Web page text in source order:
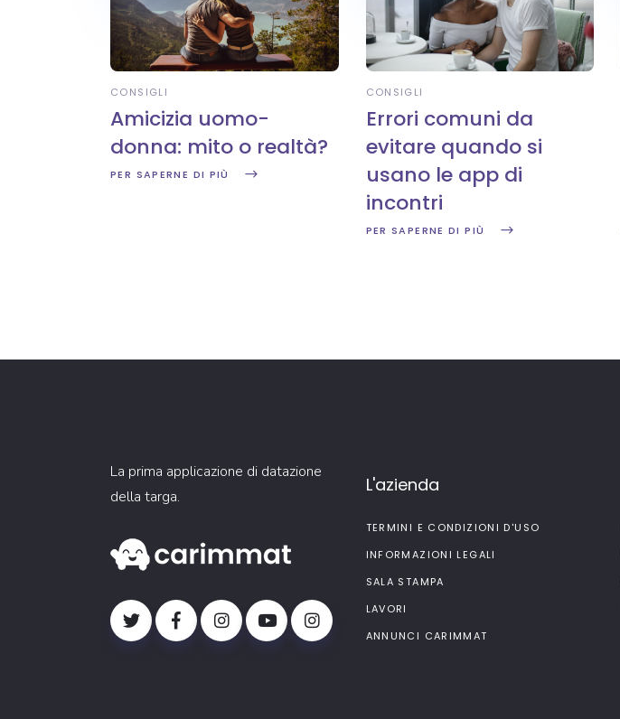
CONSIGLI
Amicizia uomo-
donna: mito o realtà?
PER SAPERNE DI PIÙ
CONSIGLI
Errori comuni da
evitare quando si
usano le app di
incontri
PER SAPERNE DI PIÙ
La prima applicazione di datazione
della targa.
L'azienda
TERMINI E CONDIZIONI D'USO
INFORMAZIONI LEGALI
SALA STAMPA
LAVORI
ANNUNCI CARIMMAT